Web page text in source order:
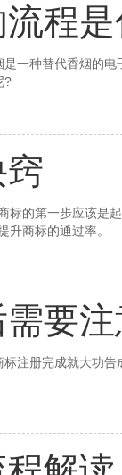
程
一种替代香烟的
?
标的第一步应该是
升商标的通过率。
要
注册完成就大功